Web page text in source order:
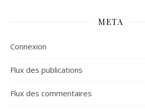
META
Connexion
Flux des publications
Flux des commentaires